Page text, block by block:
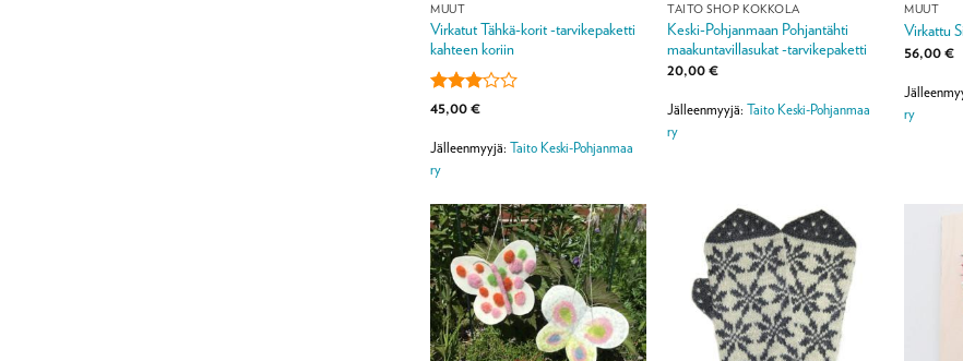
MUUT
Virkatut Tähkä-korit -tarvikepaketti
kahteen koriin
Arvostelu
3/ 5
45,00€
Jälleenmyyjä:Taito Keski-Pohjanmaa
ry
TAITO SHOP KOKKOLA
Keski-Pohjanmaan Pohjantähti
maakuntavillasukat -tarvikepaketti
20,00€
Jälleenmyyjä:Taito Keski-Pohjanmaa
ry
MUUT
Virkattu
56,00€
ry